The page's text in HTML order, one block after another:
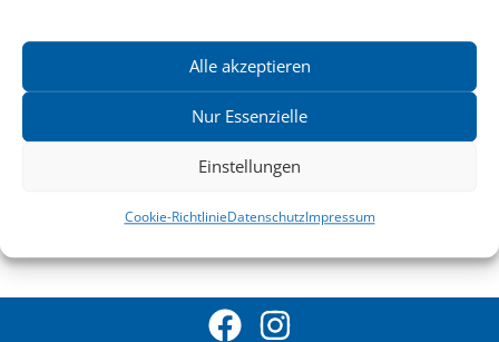
Alle akzeptieren
Nur Essenzielle
Einstellungen
Cookie-RichtlinieDatenschutzImpressum
VERANSTALTUNGSORT
Augustinum Seniorenresidenz Heidelberg
21. Oktober 2021
17:00 Uhr